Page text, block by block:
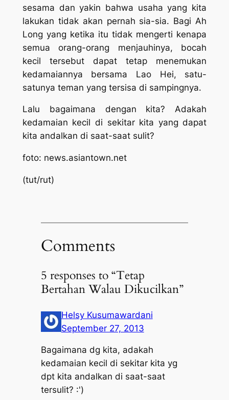
sesama dan yakin bahwa usaha yang kita
lakukan tidak akan pernah sia-sia. Bagi Ah
Long yang ketika itu tidak mengerti kenapa
semua orang-orang menjauhinya, bocah
kecil tersebut dapat tetap menemukan
kedamaiannya bersama Lao Hei, satu-
satunya teman yang tersisa di sampingnya.
Lalu bagaimana dengan kita? Adakah
kedamaian kecil di sekitar kita yang dapat
kita andalkan di saat-saat sulit?
foto: news.asiantown.net
(tut/rut)
Comments
5 responses to “Tetap
Bertahan Walau Dikucilkan”
Helsy Kusumawardani
September 27, 2013
Bagaimana dg kita, adakah
kedamaian kecil di sekitar kita yg
dpt kita andalkan di saat-saat
tersulit? :')